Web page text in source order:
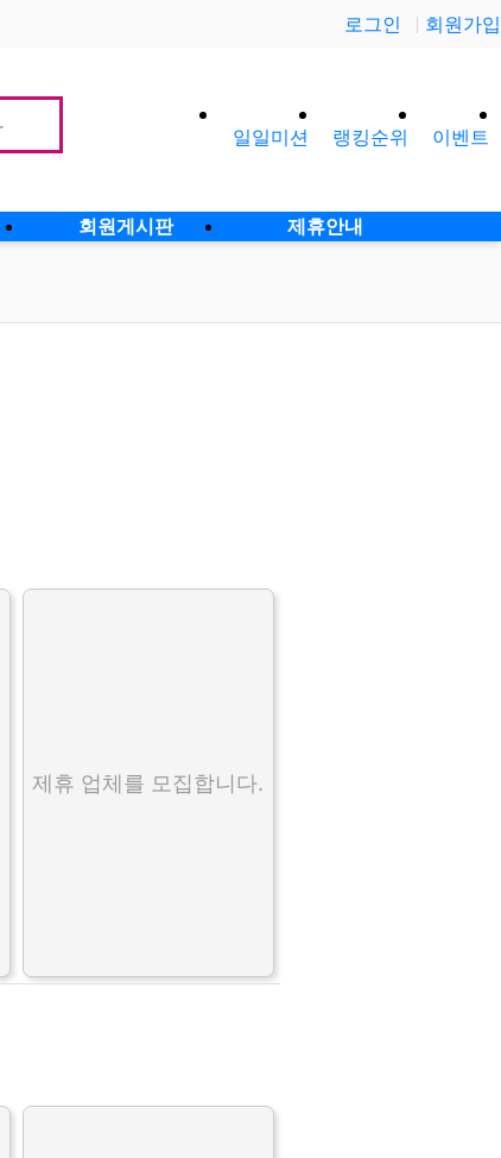
로그인 회원가입
일일미션 랭킹순위 이벤트
회원게시판 제휴안내
제휴 업체를 모집합니다.